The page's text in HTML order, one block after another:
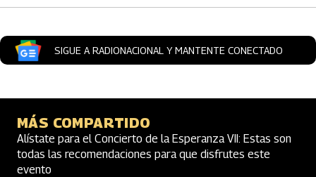
SIGUE A RADIONACIONAL Y MANTENTE CONECTADO
MÁS COMPARTIDO
Alístate para el Concierto de la Esperanza VII: Estas son
todas las recomendaciones para que disfrutes este
evento